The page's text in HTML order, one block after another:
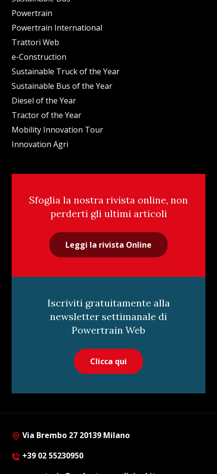
Powertrain
Powertrain International
Trattori Web
e-Construction
Sustainable Truck of the Year
Sustainable Bus of the Year
Diesel of the Year
Tractor of the Year
Mobility Innovation Tour
Innovation Agri
Sfoglia la nostra rivista online, non
perderti gli ultimi articoli
Leggi la rivista Online
Iscriviti gratuitamente alla
newsletter settimanale di
Powertrain Web
Clicca qui
Via Brembo 27 20139 Milano
+39 02 55230950